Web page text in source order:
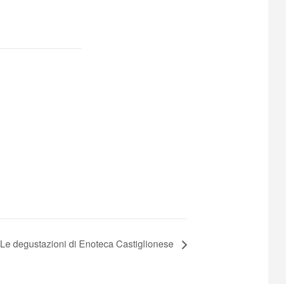
Le degustazioni di Enoteca Castiglionese